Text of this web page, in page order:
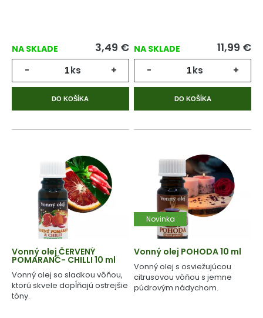
NA SKLADE 3,49 €
- ks +
DO KOŠÍKA
NA SKLADE 11,99 €
- ks +
DO KOŠÍKA
Vonný olej ČERVENÝ
POMARANČ- CHILLI 10 ml
Vonný olej so sladkou vôňou,
ktorú skvele dopĺňajú ostrejšie
tóny.
Novinka
Vonný olej POHODA 10 ml
Vonný olej s osviežujúcou
citrusovou vôňou s jemne
púdrovým nádychom.